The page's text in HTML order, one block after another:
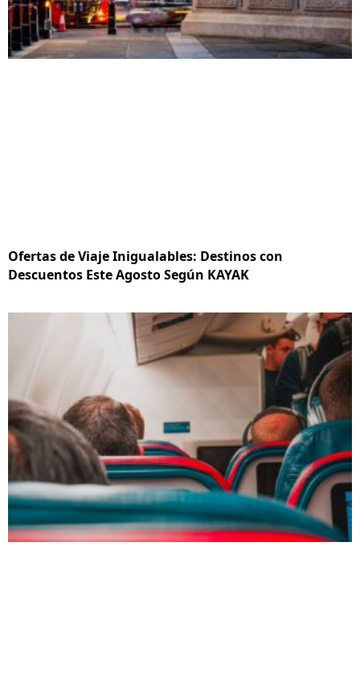
Ofertas de Viaje Inigualables: Destinos con
Descuentos Este Agosto Según KAYAK